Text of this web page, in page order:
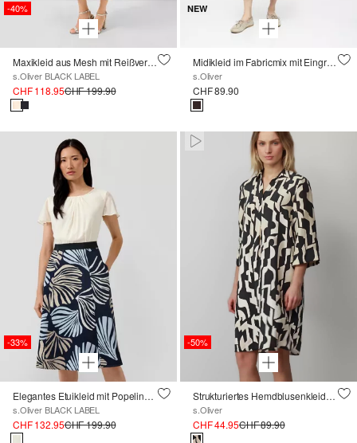
-40%
Maxikleid aus Mesh mit Reißverschluss und Unterkleid
s.Oliver BLACK LABEL
CHF 118.95CHF 199.90
NEW
Midikleid im Fabricmix mit Eingrifftaschen
s.Oliver
CHF 89.90
-33%
Elegantes Etuikleid mit Popeline-Rock
s.Oliver BLACK LABEL
CHF 132.95CHF 199.90
Paused • Muted
-50%
Strukturiertes Hemdblusenkleid mit 3/4-Ärmeln und seitlichen Eingrifftaschen
s.Oliver
CHF 44.95CHF 89.90